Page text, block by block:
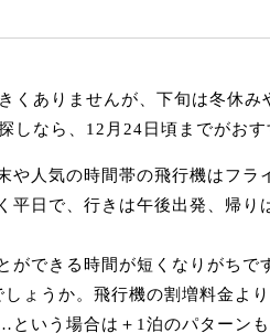
くありませんが、下旬は冬休
なら、12月24日頃までがおす
人気の時間帯の飛行機はフラ
日で、行きは午後出発、帰り
できる時間が短くなりがちで
ょうか。飛行機の割増料金よ
いう場合は＋1泊のパターン